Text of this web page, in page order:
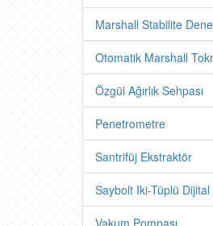
Marshall Stabilite
Otomatik Marshall
Özgül Ağırlık Sehpası
Penetrometre
Santrifüj Ekstraktör
Saybolt Iki-Tüplü
Vakum Pompası